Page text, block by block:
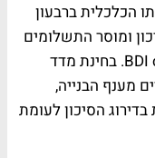
הכלכלית ברבעון
הסיכון ומוסר התשלומים
בענף של חברת המידע העסקי BDI coface. בחינת מדד
מענף הבנייה,
הסיכון לעומת